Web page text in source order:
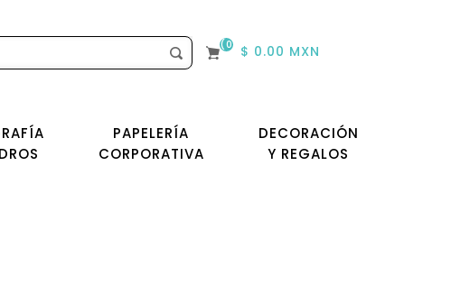
(0) $ 0.00 MXN
PAPELERÍA
CORPORATIVA
DECORACIÓN
Y REGALOS